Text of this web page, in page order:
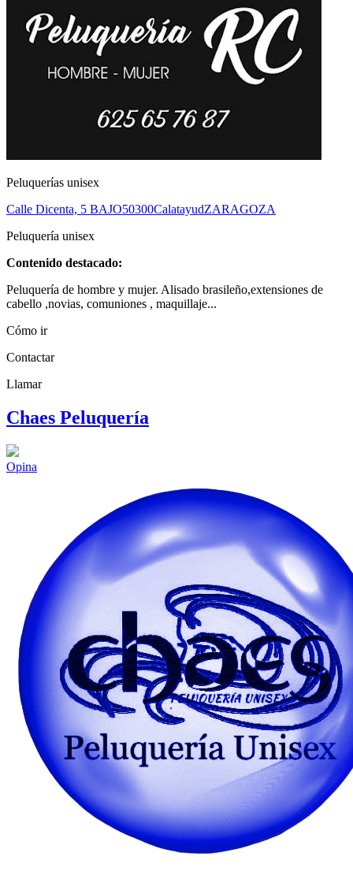
Peluquerías unisex
Calle Dicenta, 5 BAJO50300CalatayudZARAGOZA
Peluquería unisex
Contenido destacado:
Peluquería de hombre y mujer. Alisado brasileño,extensiones de
cabello ,novias, comuniones , maquillaje...
Cómo ir
Contactar
Llamar
Chaes Peluquería
Opina